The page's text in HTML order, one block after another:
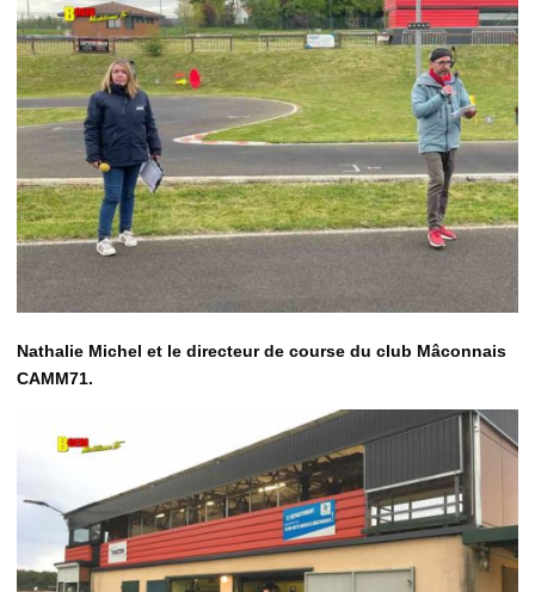
Nathalie Michel et le directeur de course du club Mâconnais
CAMM71.